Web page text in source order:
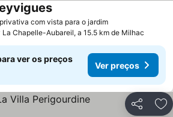
com vista para o jardim
La Chapelle-Aubareil, a 15.5 km de Milhac
ver os preços
Ver preços
Partilhar